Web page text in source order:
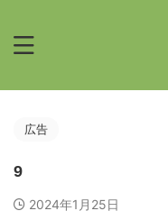
広告
9
2024年1月25日